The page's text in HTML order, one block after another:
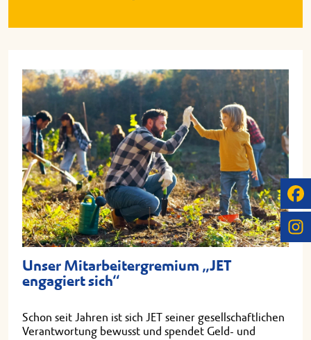
Unser Mitarbeitergremium „JET
engagiert sich“
Schon seit Jahren ist sich JET seiner gesellschaftlichen
Verantwortung bewusst und spendet Geld- und